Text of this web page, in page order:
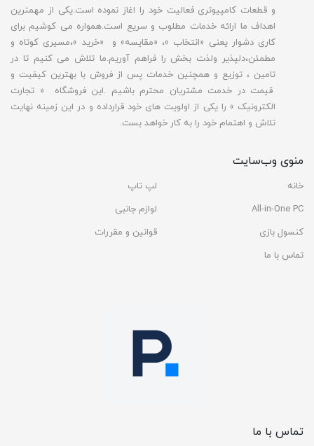
و قطعات کامپیوتری فعالیت خود را اغاز نموده است.یکی از مهمترین
اهداف ما ارائه خدمات مطلوب و سریع است.همواره می کوشیم برای
کاری دشوار یعنی «انتخاب »، «مقایسه» و «خرید »،مسیری کوتاه و
مطمئن،دلپذیر ولذت بخش را فراهم آوریم.ما تلاش می کنیم تا در
تامین ، توزیع و همچنین خدمات پس از فروش با بهترین کیفیت و
قیمت در خدمت مشتریان محترم باشیم .این فروشگاه « تجارت
الکترونیک » را یکی از اولویت های خود قرارداده و در این زمینه نهایت
تلاش و اهتمام خود را به کار خواهد بست.
منوی وب‌سایت
خانه
لپ تاپ
All-in-One PC
لوازم جانبی
کنسول بازی
قوانین و مقررات
تماس با ما
تماس با ما